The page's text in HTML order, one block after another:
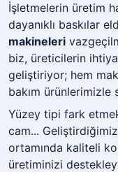
İşletmelerin üretim
dayanıklı baskılar
makineleri
biz, üreticilerin
geliştiriyor; hem
bakım
Yüzey tipi fark
cam...
ortamında kaliteli
üretiminizi